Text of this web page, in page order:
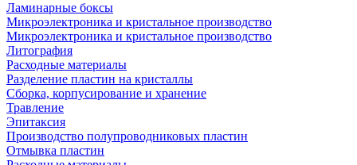
Ламинарные боксы
Микроэлектроника и кристальное производство
Микроэлектроника и кристальное производство
Литография
Расходные материалы
Разделение пластин на кристаллы
Сборка, корпусирование и хранение
Травление
Эпитаксия
Производство полупроводниковых пластин
Отмывка пластин